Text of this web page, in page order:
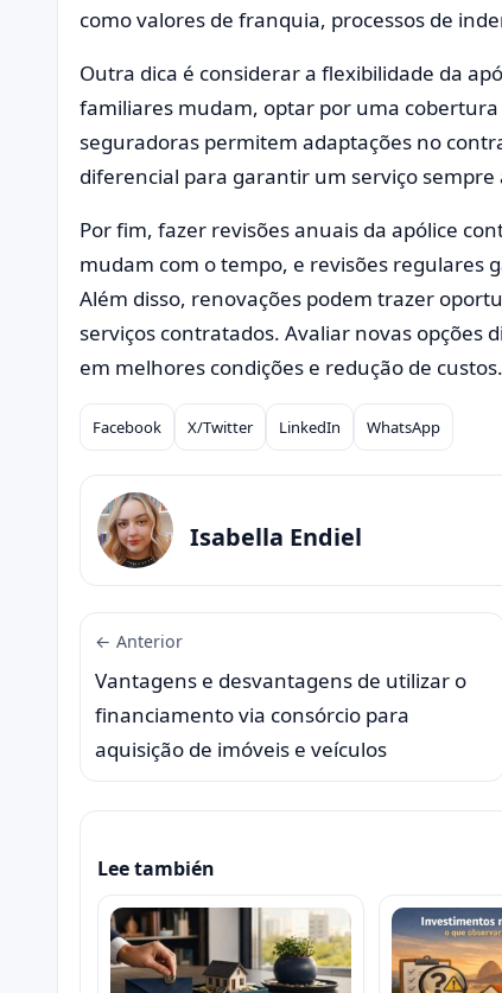
como valores de franquia, processos de
Outra dica é considerar a flexibilidade da
familiares mudam, optar por uma
seguradoras permitem adaptações no
diferencial para garantir um serviço sempre
Por fim, fazer revisões anuais da apólice
mudam com o tempo, e revisões
Além disso, renovações podem trazer
serviços contratados. Avaliar novas
em melhores condições e redução de custos.
Compartilhar
Facebook X/Twitter LinkedIn WhatsApp
Isabella Endiel
← Anterior
Vantagens e desvantagens de utilizar o
financiamento via consórcio para
aquisição de imóveis e veículos
Lee también